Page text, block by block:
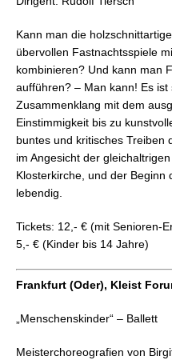
Kann man die
übervollen Fastnachtsspiele
kombinieren? Und kann man
aufführen? – Man kann! Es
Zusammenklang mit dem
Einstimmigkeit bis zu
buntes und kritisches Treiben
im Angesicht der
Klosterkirche, und der Beginn
lebendig.
Tickets: 12,- € (mit Senioren-
5,- € (Kinder bis 14 Jahre)
Frankfurt (Oder), Kleist
„Menschenskinder“ – Ballett
Meisterchoreografien von